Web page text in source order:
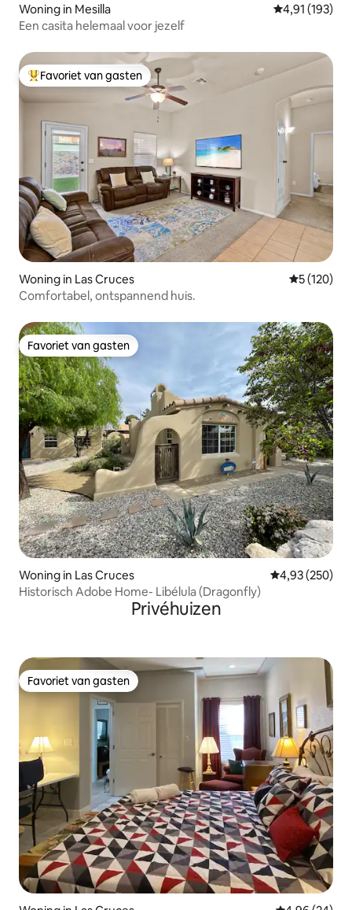
Woning in Mesilla Gemiddelde
4,91 (193)
Een casita helemaal voor jezelf
Topfavoriet van gasten
Favoriet van gasten
Woning in Las Cruces
5 (120)
Comfortabel, ontspannend huis.
Favoriet van gasten
Favoriet van gasten
Woning in Las Cruces Gemiddelde
4,93 (250)
Historisch Adobe Home- Libélula (Dragonfly)
Privéhuizen
Favoriet van gasten
Favoriet van gasten